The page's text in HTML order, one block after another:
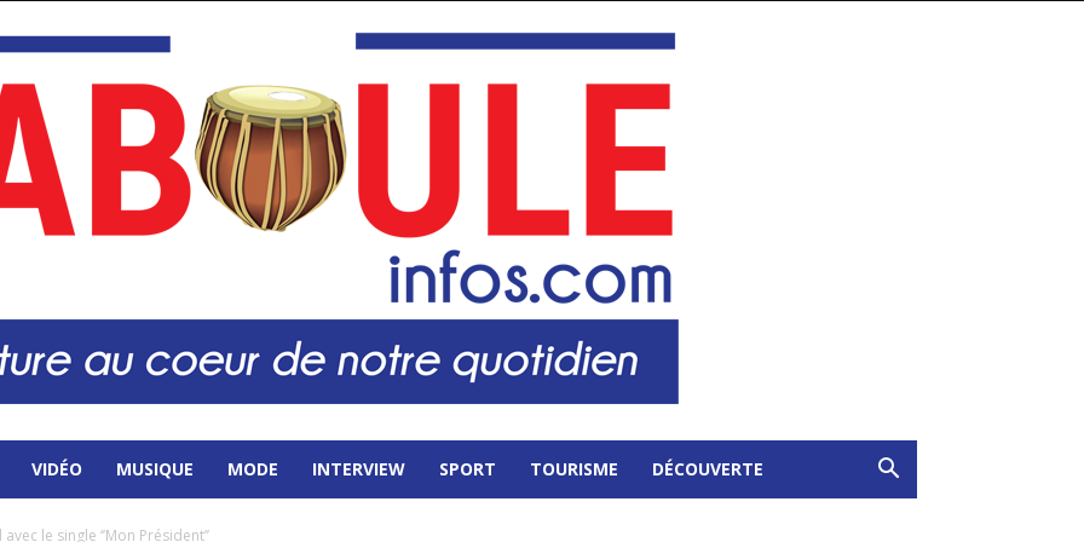
VIDÉO MUSIQUE MODE INTERVIEW SPORT TOURISME DÉCOUVERTE
le single ‘’Mon Président’’